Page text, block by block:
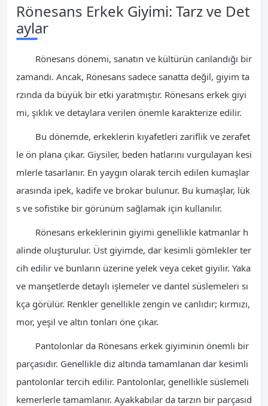
Rönesans Erkek Giyimi: Tarz ve Det
aylar
Rönesans dönemi, sanatın ve kültürün canlandığı bir
zamandı. Ancak, Rönesans sadece sanatta değil, giyim ta
rzında da büyük bir etki yaratmıştır. Rönesans erkek giyi
mi, şıklık ve detaylara verilen önemle karakterize edilir.
Bu dönemde, erkeklerin kıyafetleri zariflik ve zerafet
le ön plana çıkar. Giysiler, beden hatlarını vurgulayan kesi
mlerle tasarlanır. En yaygın olarak tercih edilen kumaşlar
arasında ipek, kadife ve brokar bulunur. Bu kumaşlar, lük
s ve sofistike bir görünüm sağlamak için kullanılır.
Rönesans erkeklerinin giyimi genellikle katmanlar h
alinde oluşturulur. Üst giyimde, dar kesimli gömlekler ter
cih edilir ve bunların üzerine yelek veya ceket giyilir. Yaka
ve manşetlerde detaylı işlemeler ve dantel süslemeleri sı
kça görülür. Renkler genellikle zengin ve canlıdır; kırmızı,
mor, yeşil ve altın tonları öne çıkar.
Pantolonlar da Rönesans erkek giyiminin önemli bir
parçasıdır. Genellikle diz altında tamamlanan dar kesimli
pantolonlar tercih edilir. Pantolonlar, genellikle süslemeli
kemerlerle tamamlanır. Ayakkabılar da tarzın bir parçasıd